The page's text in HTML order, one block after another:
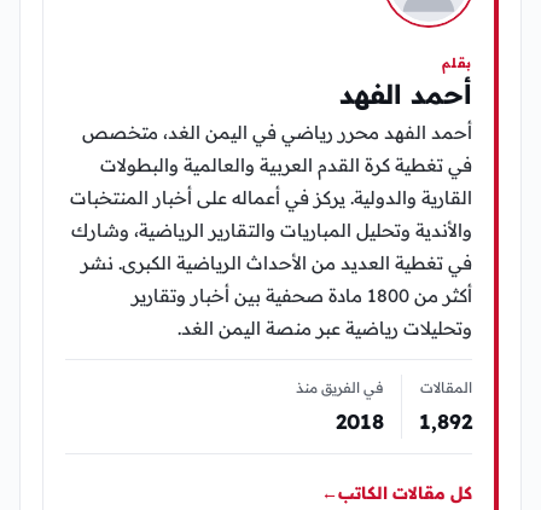
بقلم
أحمد الفهد
أحمد الفهد محرر رياضي في اليمن الغد، متخصص
في تغطية كرة القدم العربية والعالمية والبطولات
القارية والدولية. يركز في أعماله على أخبار المنتخبات
والأندية وتحليل المباريات والتقارير الرياضية، وشارك
في تغطية العديد من الأحداث الرياضية الكبرى. نشر
أكثر من 1800 مادة صحفية بين أخبار وتقارير
وتحليلات رياضية عبر منصة اليمن الغد.
المقالات
1٬892
في الفريق منذ
2018
كل مقالات الكاتب←